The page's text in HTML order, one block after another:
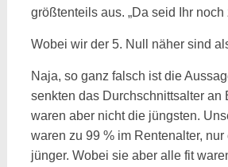
größtenteils aus. „Da seid Ihr
Wobei wir der 5. Null näher sind
Naja, so ganz falsch ist die
senkten das Durchschnittsalter an
waren aber nicht die jüngsten.
waren zu 99 % im Rentenalter,
jünger. Wobei sie aber alle fit